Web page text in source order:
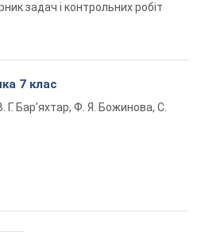
задач і контрольних робіт
7 клас
Г. Бар’яхтар, Ф. Я. Божинова, С.